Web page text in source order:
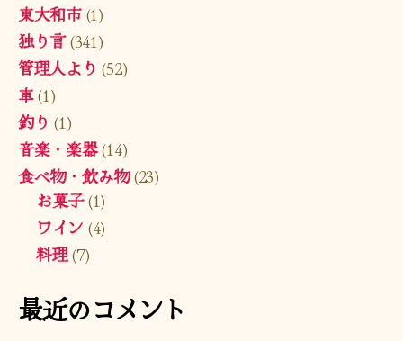
東大和市(1)
独り言(341)
管理人より (52)
車(1)
釣り (1)
音楽・楽器(14)
食べ物・飲み物(23)
お菓子(1)
ワイン (4)
料理(7)
最近のコメント